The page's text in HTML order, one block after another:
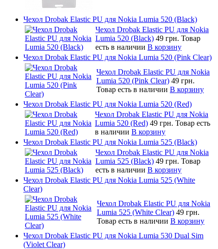
Чехол Drobak Elastic PU для Nokia Lumia 520 (Black)
Чехол Drobak Elastic PU для Nokia
Lumia 520 (Black) 49 грн. Товар
есть в наличии В корзину
Чехол Drobak Elastic PU для Nokia Lumia 520 (Pink Clear)
Чехол Drobak Elastic PU для Nokia
Lumia 520 (Pink Clear) 49 грн.
Товар есть в наличии В корзину
Чехол Drobak Elastic PU для Nokia Lumia 520 (Red)
Чехол Drobak Elastic PU для Nokia
Lumia 520 (Red) 49 грн. Товар есть
в наличии В корзину
Чехол Drobak Elastic PU для Nokia Lumia 525 (Black)
Чехол Drobak Elastic PU для Nokia
Lumia 525 (Black) 49 грн. Товар
есть в наличии В корзину
Чехол Drobak Elastic PU для Nokia Lumia 525 (White
Clear)
Чехол Drobak Elastic PU для Nokia
Lumia 525 (White Clear) 49 грн.
Товар есть в наличии В корзину
Чехол Drobak Elastic PU для Nokia Lumia 530 Dual Sim
(Violet Clear)